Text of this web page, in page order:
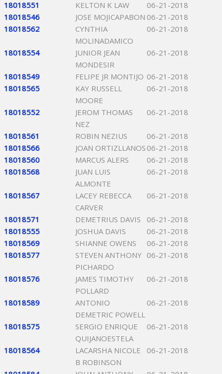
18018551 KELTON K LAW
06-21-2018
18018546
JOSE MOJICAPABON 06-21-2018
18018562
CYNTHIA
MOLINADAMICO
06-21-2018
18018554
JUNIOR JEAN
MONDESIR
06-21-2018
18018549 FELIPE JR MONTIJO 06-21-2018
18018565
KAY RUSSELL
MOORE
06-21-2018
18018552
JEROM THOMAS
NEZ
06-21-2018
18018561 ROBIN NEZIUS
06-21-2018
18018566
JOAN ORTIZLLANOS 06-21-2018
18018560
MARCUS ALERS
06-21-2018
18018568
JUAN LUIS
ALMONTE
06-21-2018
18018567
LACEY REBECCA
CARVER
06-21-2018
18018571 DEMETRIUS DAVIS
06-21-2018
18018555
JOSHUA DAVIS
06-21-2018
18018569
SHIANNE OWENS
06-21-2018
18018577
STEVEN ANTHONY
PICHARDO
06-21-2018
18018576
JAMES TIMOTHY
POLLARD
06-21-2018
18018589
ANTONIO
DEMETRIC POWELL
06-21-2018
18018575
SERGIO ENRIQUE
QUIJANOESTELA
06-21-2018
18018564
LACARSHA NICOLE
B ROBINSON
06-21-2018